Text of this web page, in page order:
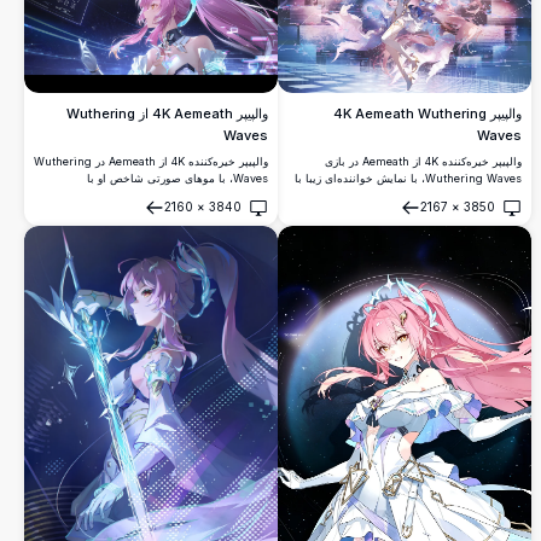
والپیپر 4K Aemeath Wuthering
Waves
والپیپر خیره‌کننده 4K از Aemeath در بازی
Wuthering Waves، با نمایش خواننده‌ای زیبا با
افکت‌های گلیچ دیجیتال و عناصر بصری اثیری در
رزولوشن فوق‌العاده بالا.
3850
×
2167
باز کردن
والپیپر 4K Aemeath از Wuthering
Waves
والپیپر خیره‌کننده 4K از Aemeath در Wuthering
Waves، با موهای صورتی شاخص او با
هولوگرافیک درخشان در یک محیط دیجیتال
آینده‌نگرانه.
3840
×
2160
باز کردن